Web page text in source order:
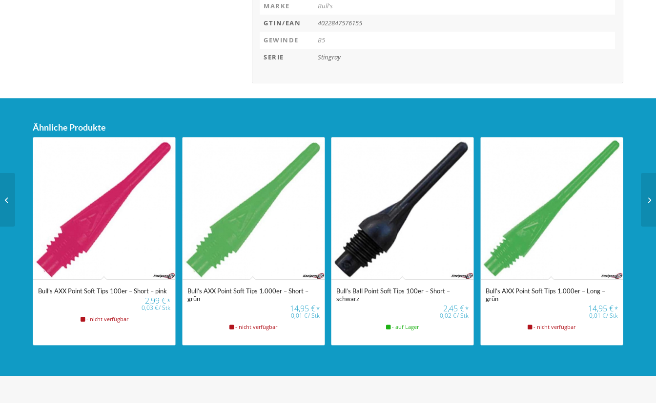
MARKE
Bull's
GTIN/EAN
4022847576155
GEWINDE
B5
SERIE
Stingray
Ähnliche Produkte
Bull’s AXX Point Soft Tips 100er – Short – pink
2,99€*
0,03€/Stk
- nicht verfügbar
Bull’s AXX Point Soft Tips 1.000er – Short –
grün
14,95€*
0,01 €/Stk
- nicht verfügbar
Bull’s Ball Point Soft Tips 100er – Short –
schwarz
2,45€*
0,02€/Stk
- auf Lager
Bull’s AXX Point Soft Tips 1.000er – Long –
grün
14,95€*
0,01 €/Stk
- nicht verfügbar